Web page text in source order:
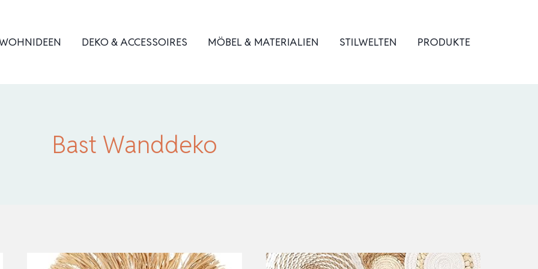
DEKO & ACCESSOIRES MÖBEL & MATERIALIEN STILWELTEN PRODUKTE
Bast Wanddeko